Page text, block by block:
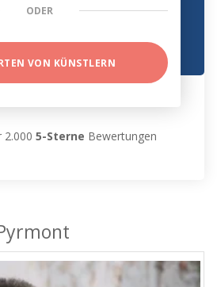
ODER
VON KÜNSTLERN
2.0005-Sterne Bewertungen